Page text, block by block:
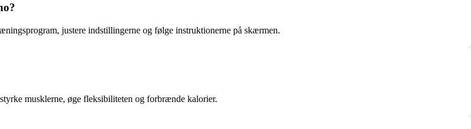
justere indstillingerne og følge instruktionerne på skærmen.
musklerne, øge fleksibiliteten og forbrænde kalorier.